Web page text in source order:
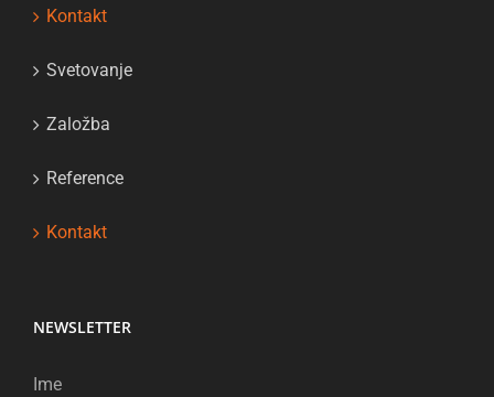
Kontakt
Svetovanje
Založba
Reference
Kontakt
NEWSLETTER
Ime